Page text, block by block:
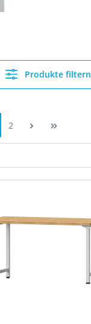
Produkte filtern
2